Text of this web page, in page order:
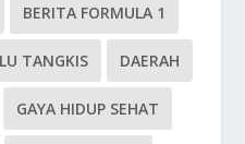
BERITA FORMULA 1
TANGKIS DAERAH
GAYA HIDUP SEHAT